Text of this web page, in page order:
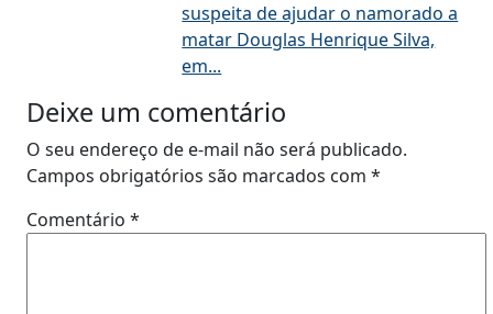
suspeita de ajudar o namorado a
matar Douglas Henrique Silva,
em...
Deixe um comentário
O seu endereço de e-mail não será publicado.
Campos obrigatórios são marcados com *
Comentário *